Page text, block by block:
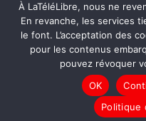
Altermondes a
À LaTéléLibre, nous ne
En revanche, les services
le font. L’acceptation des
pour les contenus
pouvez révoquer
OK
Politique